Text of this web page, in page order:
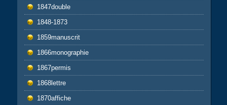
1847double
1848-1873
1859manuscrit
1866monographie
1867permis
1868lettre
1870affiche